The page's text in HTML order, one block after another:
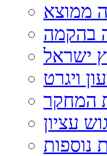
ממוצא
בהקמה
ישראל
ויגרט
המחקר
עציון
נוספות